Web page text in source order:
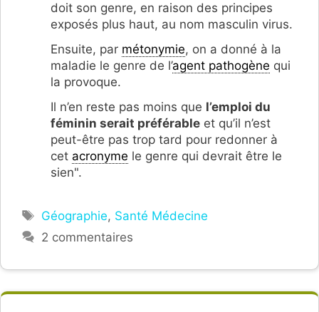
doit son genre, en raison des principes
exposés plus haut, au nom masculin virus.
Ensuite, par métonymie, on a donné à la
maladie le genre de l’agent pathogène qui
la provoque.
Il n’en reste pas moins que l’emploi du
féminin serait préférable et qu’il n’est
peut-être pas trop tard pour redonner à
cet acronyme le genre qui devrait être le
sien".
Étiquettes
Géographie, Santé Médecine
2 commentaires